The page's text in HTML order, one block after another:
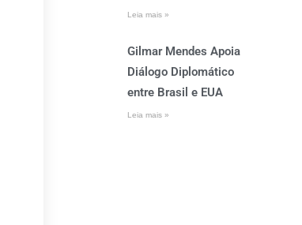
Leia mais »
Gilmar Mendes Apoia
Diálogo Diplomático
entre Brasil e EUA
Leia mais »